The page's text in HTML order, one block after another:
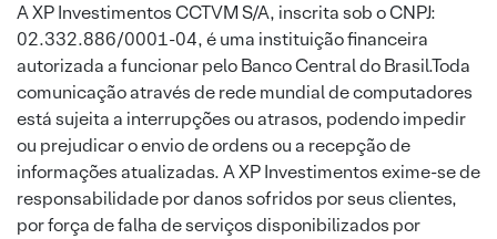
A XP Investimentos CCTVM S/A, inscrita sob o CNPJ:
02.332.886/0001-04, é uma instituição financeira
autorizada a funcionar pelo Banco Central do Brasil.Toda
comunicação através de rede mundial de computadores
está sujeita a interrupções ou atrasos, podendo impedir
ou prejudicar o envio de ordens ou a recepção de
informações atualizadas. A XP Investimentos exime-se de
responsabilidade por danos sofridos por seus clientes,
por força de falha de serviços disponibilizados por